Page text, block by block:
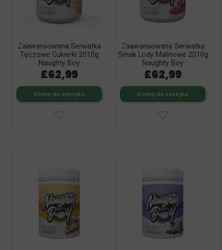
Zaawansowana Serwatka
Tęczowe Cukierki 2010g
Naughty Boy
£62,99
Dodaj do koszyka
Zaawansowana Serwatka
Smak Lody Malinowe 2010g
Naughty Boy
£62,99
Dodaj do koszyka